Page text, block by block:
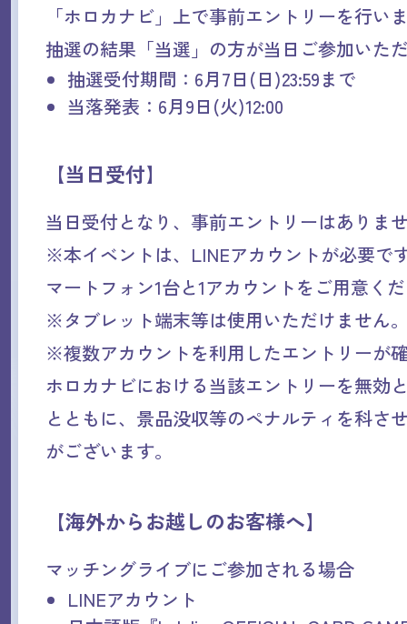
「ホロカナビ」上で事前エントリーを行い
抽選の結果「当選」の方が当日ご参加いた
抽選受付期間：6月7日(日)23:59まで
当落発表：6月9日(火)12:00
【当日受付】
当日受付となり、事前エントリーはありま
※本イベントは、LINEアカウントが必要で
マートフォン1台と1アカウントをご用意く
※タブレット端末等は使用いただけません
※複数アカウントを利用したエントリーが
ホロカナビにおける当該エントリーを無効
とともに、景品没収等のペナルティを科さ
がございます。
【海外からお越しのお客様へ】
マッチングライブにご参加される場合
LINEアカウント